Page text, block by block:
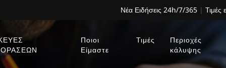
Νέα Ειδήσεις 24h/7/365 | Τιμές
Ποιοι
Είμαστε
Τιμές
Περιοχές
κάλυψης